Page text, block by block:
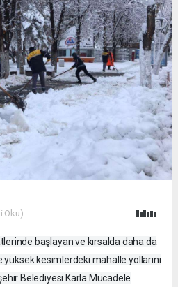
Oku)
başlayan ve kırsalda daha da
yüksek kesimlerdeki mahalle yollarını
Belediyesi Karla Mücadele